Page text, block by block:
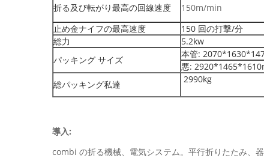
折る及び転がり最高の回線速度
150m/min
止め金ナイフの最高速度
150 回の打撃/分
総力
5.2kw
パッキング サイズ
本管:
悪:
総パッキング私達
2990kg
導入:
combi の折る機械、電気システム。平行折りたたみ、